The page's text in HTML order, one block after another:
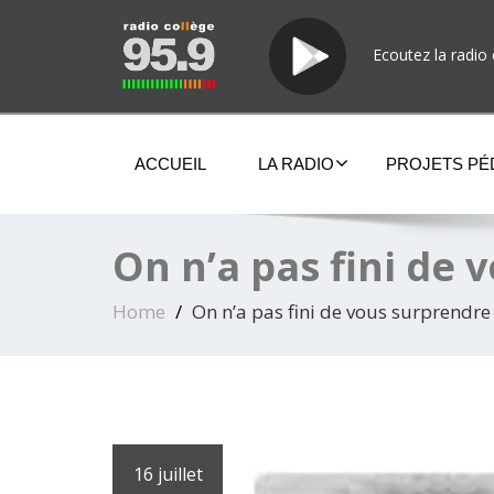
Ecoutez la radio
ACCUEIL LA RADIO PROJETS
On n’a pas fini de
Home On n’a pas fini de vous surprendre
16 juillet